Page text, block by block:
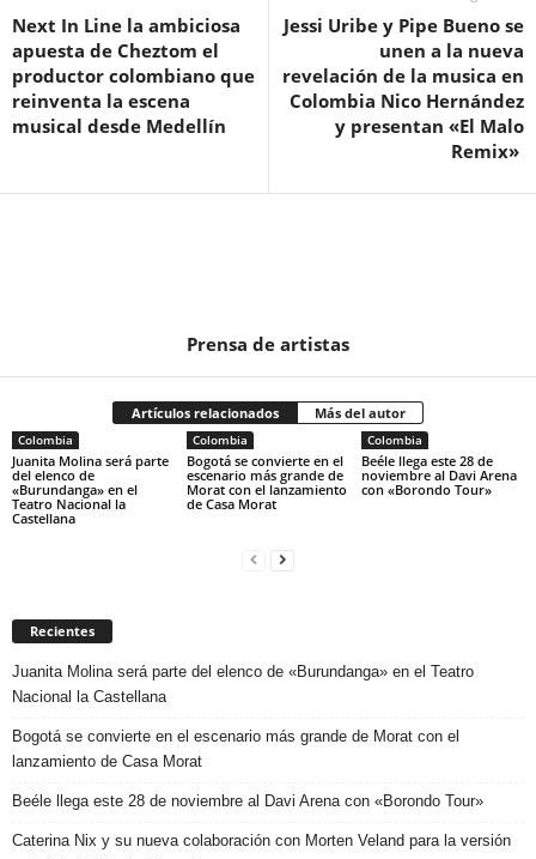
Next In Line la ambiciosa
apuesta de Cheztom el
productor colombiano que
reinventa la escena
musical desde Medellín
Jessi Uribe y Pipe Bueno se
unen a la nueva
revelación de la musica en
Colombia Nico Hernández
y presentan «El Malo
Remix»
Prensa de artistas
Artículos relacionados Más del autor
Colombia
Juanita Molina será parte
del elenco de
«Burundanga» en el
Teatro Nacional la
Castellana
Colombia
Bogotá se convierte en el
escenario más grande de
Morat con el lanzamiento
de Casa Morat
Colombia
Beéle llega este 28 de
noviembre al Davi Arena
con «Borondo Tour»
Recientes
Juanita Molina será parte del elenco de «Burundanga» en el Teatro
Nacional la Castellana
Bogotá se convierte en el escenario más grande de Morat con el
lanzamiento de Casa Morat
Beéle llega este 28 de noviembre al Davi Arena con «Borondo Tour»
Caterina Nix y su nueva colaboración con Morten Veland para la versión